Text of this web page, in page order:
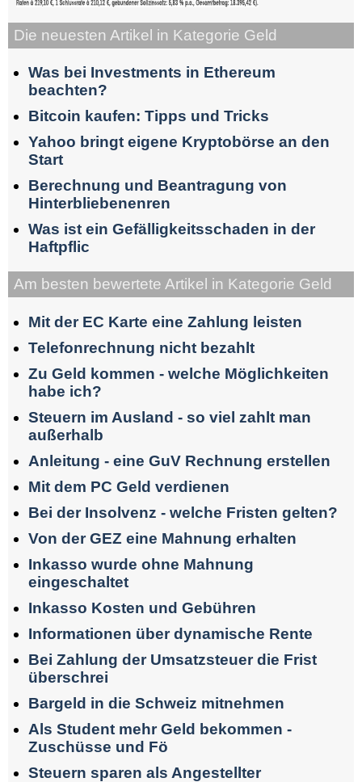
Die neuesten Artikel in Kategorie Geld
Was bei Investments in Ethereum
beachten?
Bitcoin kaufen: Tipps und Tricks
Yahoo bringt eigene Kryptobörse an den
Start
Berechnung und Beantragung von
Hinterbliebenenren
Was ist ein Gefälligkeitsschaden in der
Haftpflic
Am besten bewertete Artikel in Kategorie Geld
Mit der EC Karte eine Zahlung leisten
Telefonrechnung nicht bezahlt
Zu Geld kommen - welche Möglichkeiten
habe ich?
Steuern im Ausland - so viel zahlt man
außerhalb
Anleitung - eine GuV Rechnung erstellen
Mit dem PC Geld verdienen
Bei der Insolvenz - welche Fristen gelten?
Von der GEZ eine Mahnung erhalten
Inkasso wurde ohne Mahnung
eingeschaltet
Inkasso Kosten und Gebühren
Informationen über dynamische Rente
Bei Zahlung der Umsatzsteuer die Frist
überschrei
Bargeld in die Schweiz mitnehmen
Als Student mehr Geld bekommen -
Zuschüsse und Fö
Steuern sparen als Angestellter